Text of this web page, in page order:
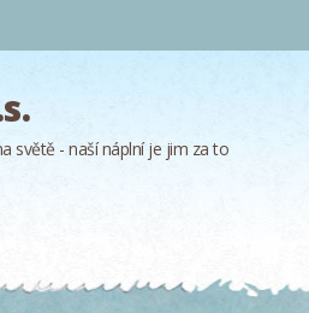
světě - naší náplní je jim za to